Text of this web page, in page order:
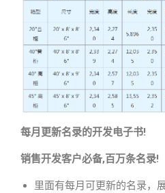
每月更新名录的开发电子书!
销售开发客户必备,百万条名录!
里面有每月可更新的名录，